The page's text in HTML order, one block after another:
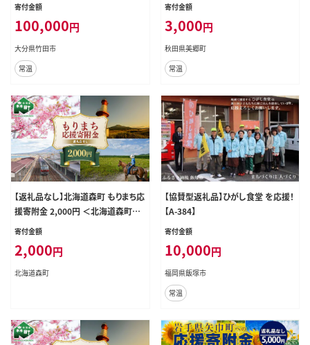
寄付金額
100,000円
大分県竹田市
常温
寄付金額
3,000円
秋田県美郷町
常温
【返礼品なし】北海道森町 もりまち応
援寄附金 2,000円 ＜北海道森町＞
北海道 森町 mr1-0263
寄付金額
2,000円
北海道森町
【協賛型返礼品】ひがし食堂 を応援！
【A-384】
寄付金額
10,000円
福岡県飯塚市
常温